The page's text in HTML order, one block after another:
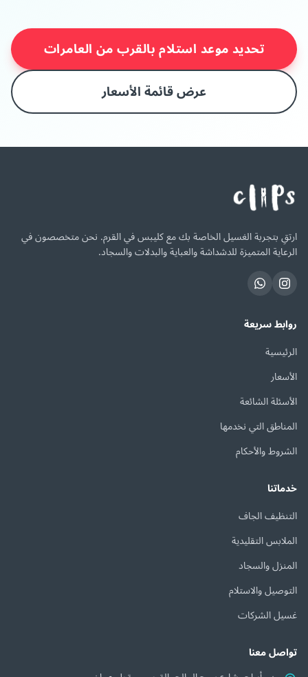
تحديد موعد استلام بالقرب من العامرات
عرض قائمة الأسعار
ارتقِ بتجربة الغسيل الخاصة بك مع كليبس في القرم. نحن متخصصون في
الرعاية المتميزة للدشداشة والعباية والبدلات والسجاد.
روابط سريعة
الرئيسية
الأسعار
الأسئلة الشائعة
المناطق التي نخدمها
الشروط والأحكام
خدماتنا
التنظيف الجاف
الملابس التقليدية
المنزل والسجاد
التوصيل والاستلام
غسيل الشركات
تواصل معنا